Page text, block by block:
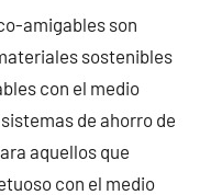
amigables son
sostenibles
con el medio
de ahorro de
aquellos que
con el medio